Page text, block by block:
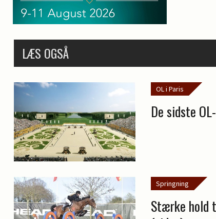
LÆS OGSÅ
OL i Paris
De sidste
Springning
Stærke hold